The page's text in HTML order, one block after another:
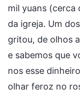
mil yuans (cerca
da igreja. Um
gritou, de olhos
e sabemos que
nos esse
olhar feroz no